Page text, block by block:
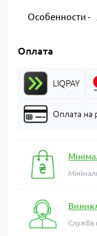
Особенности -
Оплата
LIQPAY
Оплата на
Служба